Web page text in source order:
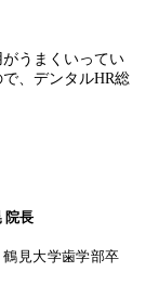
うまくいってい
、デンタルHR総
院長
鶴見大学歯学部卒